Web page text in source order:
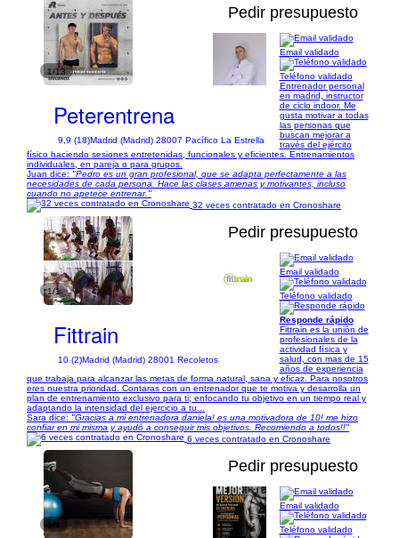
1/13
Pedir presupuesto
Peterentrena
9,9 (18)Madrid (Madrid) 28007 Pacífico La Estrella
Email validado
Teléfono validado
Entrenador personal
en madrid, instructor
de ciclo indoor. Me
gusta motivar a todas
las personas que
buscan mejorar a
través del ejército
físico haciendo sesiones entretenidas, funcionales y eficientes. Entrenamientos
individuales, en pareja o para grupos.
Juan dice: "Pedro es un gran profesional, que se adapta perfectamente a las
necesidades de cada persona. Hace las clases amenas y motivantes, incluso
cuando no apetece entrenar."
32 veces contratado en Cronoshare
1/1
Pedir presupuesto
Fittrain
10 (2)Madrid (Madrid) 28001 Recoletos
Email validado
Teléfono validado
Responde rápido
Fittrain es la unión de
profesionales de la
actividad física y
salud, con mas de 15
años de experiencia
que trabaja para alcanzar las metas de forma natural, sana y eficaz. Para nosotros
eres nuestra prioridad. Contaras con un entrenador que te motiva y desarrolla un
plan de entrenamiento exclusivo para ti; enfocando tu objetivo en un tiempo real y
adaptando la intensidad del ejercicio a tu...
Sara dice: "Gracias a mi entrenadora daniela! es una motivadora de 10! me hizo
confiar en mi misma y ayudó a conseguir mis objetivos. Recomiendo a todos!!"
6 veces contratado en Cronoshare
1/4
Pedir presupuesto
Email validado
Teléfono validado